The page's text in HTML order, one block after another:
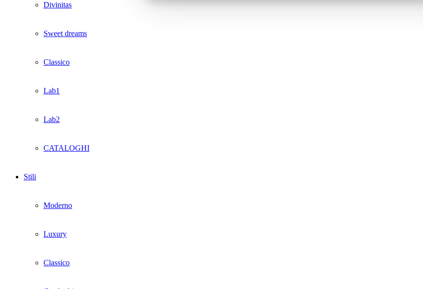
Divinitas
Sweet dreams
Classico
Lab1
Lab2
CATALOGHI
Stili
Moderno
Luxury
Classico